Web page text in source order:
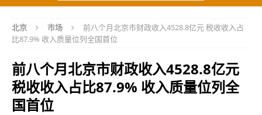
北京 市场
前八个月北京市财政收入4528.8亿元 税收收入占
比87.9% 收入质量位列全国首位
前八个月北京市财政收入4528.8亿元
税收收入占比87.9% 收入质量位列全
国首位